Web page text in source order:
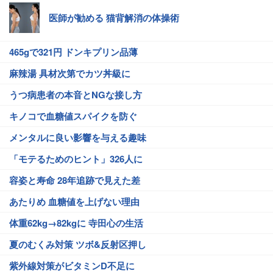
医師が勧める 猫背解消の体操術
465gで321円 ドンキプリン品薄
麻辣湯 具材次第でカツ丼級に
うつ病患者の本音とNGな接し方
キノコで血糖値スパイクを防ぐ
メンタルに良い影響を与える趣味
「モテるためのヒント」326人に
容姿と寿命 28年追跡で見えた差
あたりめ 血糖値を上げない理由
体重62kg→82kgに 寺田心の生活
夏のむくみ対策 ツボ&反射区押し
紫外線対策がビタミンD不足に